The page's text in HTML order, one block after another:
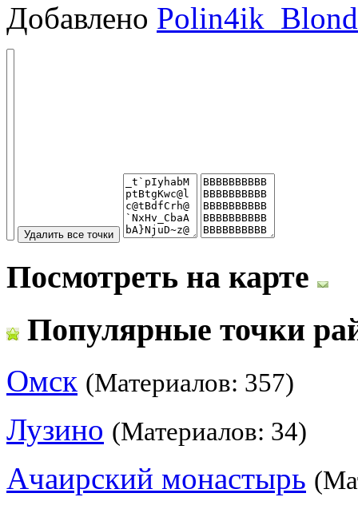
Добавлено
Посмотреть на карте
Популярные точки
Омск (Материалов: 357)
Лузино (Материалов: 34)
Ачаирский монастырь